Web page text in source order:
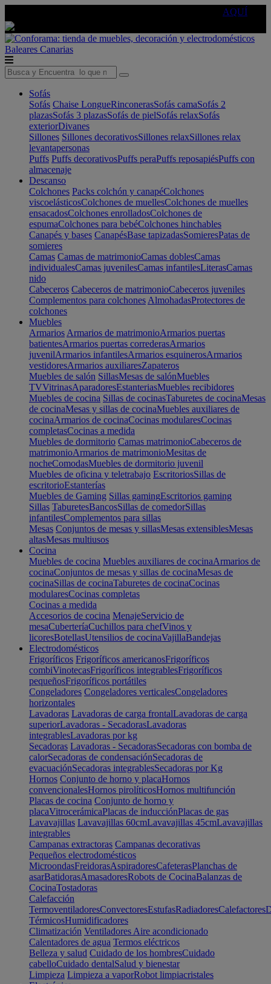
AQUÍ
Baleares Canarias
Sofás
Sofás Chaise LongueRinconerasSofás camaSofás 2
plazasSofás 3 plazasSofás de pielSofás relaxSofás
exteriorDivanes
Sillones Sillones decorativosSillones relaxSillones relax
levantapersonas
Puffs Puffs decorativosPuffs peraPuffs reposapiésPuffs con
almacenaje
Descanso
Colchones Packs colchón y canapéColchones
viscoelásticosColchones de muellesColchones de muelles
ensacadosColchones enrolladosColchones de
espumaColchones para bebéColchones hinchables
Canapés y bases CanapésBase tapizadasSomieresPatas de
somieres
Camas Camas de matrimonioCamas doblesCamas
individualesCamas juvenilesCamas infantilesLiterasCamas
nido
Cabeceros Cabeceros de matrimonioCabeceros juveniles
Complementos para colchones AlmohadasProtectores de
colchones
Muebles
Armarios Armarios de matrimonioArmarios puertas
batientesArmarios puertas correderasArmarios
juvenilArmarios infantilesArmarios esquinerosArmarios
vestidoresArmarios auxiliaresZapateros
Muebles de salón SillasMesas de salónMuebles
TVVitrinasAparadoresEstanteriasMuebles recibidores
Muebles de cocina Sillas de cocinasTaburetes de cocinaMesas
de cocinaMesas y sillas de cocinaMuebles auxiliares de
cocinaArmarios de cocinaCocinas modularesCocinas
completasCocinas a medida
Muebles de dormitorio Camas matrimonioCabeceros de
matrimonioArmarios de matrimonioMesitas de
nocheComodasMuebles de dormitorio juvenil
Muebles de oficina y teletrabajo EscritoriosSillas de
escritorioEstanterías
Muebles de Gaming Sillas gamingEscritorios gaming
Sillas TaburetesBancosSillas de comedorSillas
infantilesComplementos para sillas
Mesas Conjuntos de mesas y sillasMesas extensiblesMesas
altasMesas multiusos
Cocina
Muebles de cocina Muebles auxiliares de cocinaArmarios de
cocinaConjuntos de mesas y sillas de cocinaMesas de
cocinaSillas de cocinaTaburetes de cocinaCocinas
modularesCocinas completas
Cocinas a medida
Accesorios de cocina MenajeServicio de
mesaCuberteríaCuchillos para chefVinos y
licoresBotellasUtensilios de cocinaVajillaBandejas
Electrodomésticos
Frigoríficos Frigoríficos americanosFrigoríficos
combiVinotecasFrigoríficos integrablesFrigoríficos
pequeñosFrigoríficos portátiles
Congeladores Congeladores verticalesCongeladores
horizontales
Lavadoras Lavadoras de carga frontalLavadoras de carga
superiorLavadoras - SecadorasLavadoras
integrablesLavadoras por kg
Secadoras Lavadoras - SecadorasSecadoras con bomba de
calorSecadoras de condensaciónSecadoras de
evacuaciónSecadoras integrablesSecadoras por Kg
Hornos Conjunto de horno y placaHornos
convencionalesHornos pirolíticosHornos multifunción
Placas de cocina Conjunto de horno y
placaVitrocerámicaPlacas de inducciónPlacas de gas
Lavavajillas Lavavajillas 60cmLavavajillas 45cmLavavajillas
integrables
Campanas extractoras Campanas decorativas
Pequeños electrodomésticos
MicroondasFreidorasAspiradoresCafeterasPlanchas de
asarBatidorasAmasadoresRobots de CocinaBalanzas de
CocinaTostadoras
Calefacción
TermoventiladoresConvectoresEstufasRadiadoresCalefactores
TérmicosHumidificadores
Climatización Ventiladores Aire acondicionado
Calentadores de agua Termos eléctricos
Belleza y salud Cuidado de los hombresCuidado
cabelloCuidado dentalSalud y bienestar
Limpieza Limpieza a vaporRobot limpiacristales